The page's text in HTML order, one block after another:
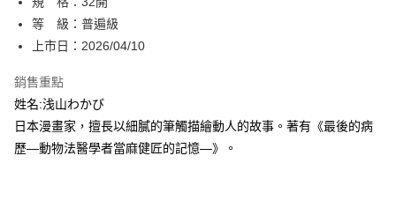
【「AFTEE先享後付」結帳流程】
１．於結帳方式選擇「AFTEE先享後付」後，將跳轉至「AFTEE先享後付」
結帳頁面，進行簡訊認證並確認金額後，即可完成結帳。
２．訂單成立數日內，您將收到繳費通知簡訊。
ATM／網路銀行／等多元方式進行付款，方視為交易完成。
※ 請注意：結帳手續完成當下不需立刻繳費，但若您需要取消訂單，請聯絡
購買商品的店家。未經商家同意取消之訂單仍視為有效，需透過AFTEE先享
後付繳納相關費用。
※ 交易是否成功請以「AFTEE先享後付 」之結帳頁面顯示為準，若有關於
每筆NT$80，滿NT$500(含以上)免運費
付款後全家取貨
每筆NT$80，滿NT$500(含以上)免運費
付款後萊爾富取貨
等 級：普遍級
上市日：2026/04/10
銷售重點
姓名:浅山わかび
日本漫畫家，擅長以細膩的筆觸描繪動人的故事。著有《最後的病
歷—動物法醫學者當麻健匠的記憶—》。